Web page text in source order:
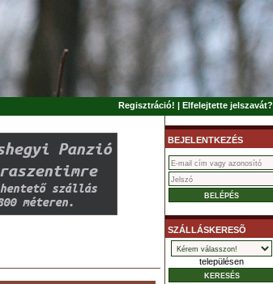
Regisztráció! | Elfelejtette jelszavát?
BEJELENTKEZÉS
SZÁLLÁSKERESÕ
településen